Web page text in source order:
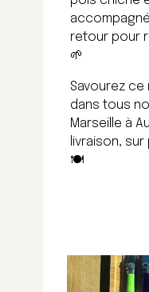
retour pour
🌱
Savourez ce
dans tous
Marseille à
livraison,
🍽️